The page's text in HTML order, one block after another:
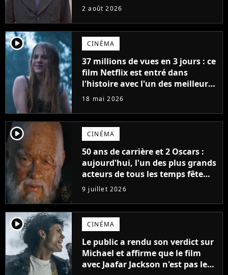
2 août 2026
player2 CINÉMA
37 millions de vues en 3 jours : ce
film Netflix est entré dans
l'histoire avec l'un des meilleurs
lancements de tous les temps
18 mai 2026
player2 CINÉMA
50 ans de carrière et 2 Oscars :
aujourd'hui, l'un des plus grands
acteurs de tous les temps fête
ses 70 ans
9 juillet 2026
player2 CINÉMA
Le public a rendu son verdict sur
Michael et affirme que le film
avec Jaafar Jackson n'est pas le